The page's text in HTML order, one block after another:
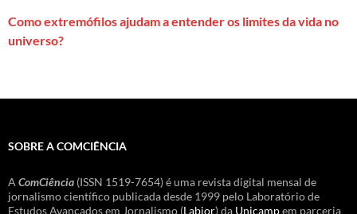
Como extremófilos ajudam a entender os limites da vida no
universo?
SOBRE A COMCIÊNCIA
A ComCiência (ISSN 1519-7654) é uma revista digital mensal de
jornalismo científico publicada desde 1999 pelo Laboratório de
Estudos Avançados em Jornalismo (Labjor) da Unicampem parceria